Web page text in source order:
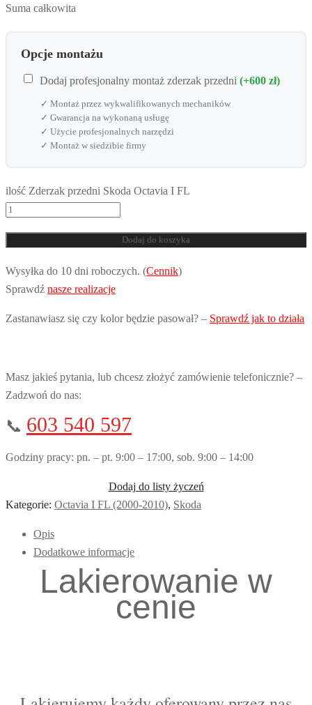
Suma całkowita
Opcje montażu
Dodaj profesjonalny montaż zderzak przedni (+600 zł)
✓ Montaż przez wykwalifikowanych mechaników
✓ Gwarancja na wykonaną usługę
✓ Użycie profesjonalnych narzędzi
✓ Montaż w siedzibie firmy
ilość Zderzak przedni Skoda Octavia I FL
Dodaj do koszyka
Wysyłka do 10 dni roboczych. (Cennik)
Sprawdź nasze realizacje
Zastanawiasz się czy kolor będzie pasował? – Sprawdź jak to działa
Masz jakieś pytania, lub chcesz złożyć zamówienie telefonicznie? –
Zadzwoń do nas:
📞 603 540 597
Godziny pracy: pn. – pt. 9:00 – 17:00, sob. 9:00 – 14:00
Dodaj do listy życzeń
Kategorie: Octavia I FL (2000-2010), Skoda
Opis
Dodatkowe informacje
Lakierowanie w
cenie